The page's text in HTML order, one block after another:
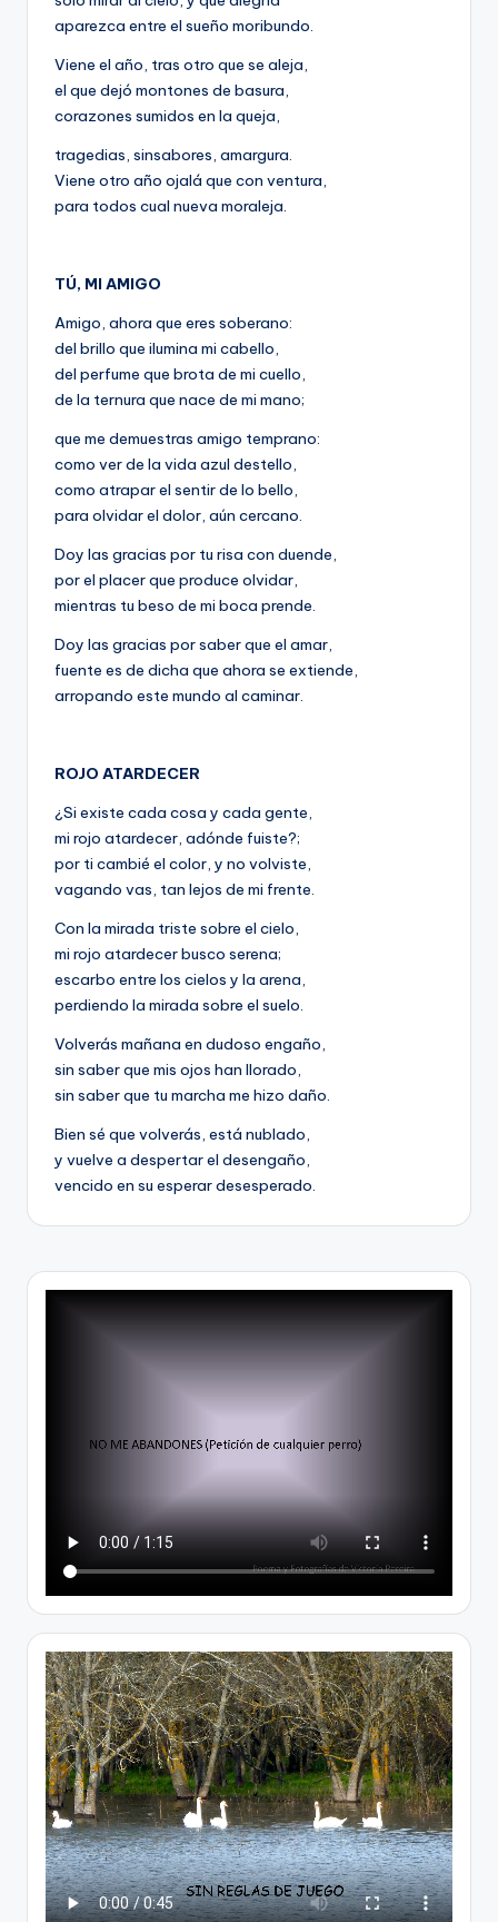
aparezca entre el sueño moribundo.
Viene el año, tras otro que se aleja,
el que dejó montones de basura,
corazones sumidos en la queja,
tragedias, sinsabores, amargura.
Viene otro año ojalá que con ventura,
para todos cual nueva moraleja.
TÚ, MI AMIGO
Amigo, ahora que eres soberano:
del brillo que ilumina mi cabello,
del perfume que brota de mi cuello,
de la ternura que nace de mi mano;
que me demuestras amigo temprano:
como ver de la vida azul destello,
como atrapar el sentir de lo bello,
para olvidar el dolor, aún cercano.
Doy las gracias por tu risa con duende,
por el placer que produce olvidar,
mientras tu beso de mi boca prende.
Doy las gracias por saber que el amar,
fuente es de dicha que ahora se extiende,
arropando este mundo al caminar.
ROJO ATARDECER
¿Si existe cada cosa y cada gente,
mi rojo atardecer, adónde fuiste?;
por ti cambié el color, y no volviste,
vagando vas, tan lejos de mi frente.
Con la mirada triste sobre el cielo,
mi rojo atardecer busco serena;
escarbo entre los cielos y la arena,
perdiendo la mirada sobre el suelo.
Volverás mañana en dudoso engaño,
sin saber que mis ojos han llorado,
sin saber que tu marcha me hizo daño.
Bien sé que volverás, está nublado,
y vuelve a despertar el desengaño,
vencido en su esperar desesperado.